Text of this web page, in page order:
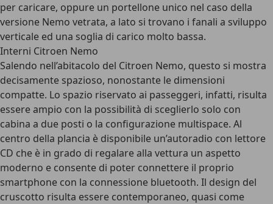
per caricare, oppure un portellone unico nel caso della
versione Nemo vetrata, a lato si trovano i fanali a sviluppo
verticale ed una soglia di carico molto bassa.
Interni Citroen Nemo
Salendo nell’abitacolo del Citroen Nemo, questo si mostra
decisamente spazioso, nonostante le dimensioni
compatte. Lo spazio riservato ai passeggeri, infatti, risulta
essere ampio con la possibilità di sceglierlo solo con
cabina a due posti o la configurazione multispace. Al
centro della plancia è disponibile un’autoradio con lettore
CD che è in grado di regalare alla vettura un aspetto
moderno e consente di poter connettere il proprio
smartphone con la connessione bluetooth. Il design del
cruscotto risulta essere contemporaneo, quasi come